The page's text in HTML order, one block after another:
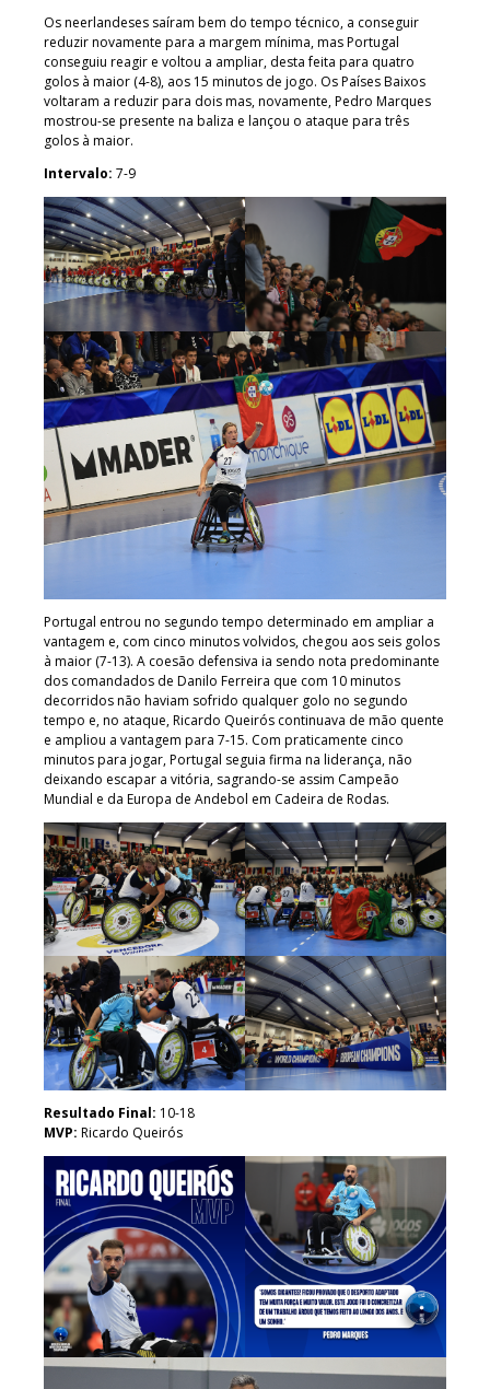
Os neerlandeses saíram bem do tempo técnico, a conseguir
reduzir novamente para a margem mínima, mas Portugal
conseguiu reagir e voltou a ampliar, desta feita para quatro
golos à maior (4-8), aos 15 minutos de jogo. Os Países Baixos
voltaram a reduzir para dois mas, novamente, Pedro Marques
mostrou-se presente na baliza e lançou o ataque para três
golos à maior.
Intervalo: 7-9
Portugal entrou no segundo tempo determinado em ampliar a
vantagem e, com cinco minutos volvidos, chegou aos seis golos
à maior (7-13). A coesão defensiva ia sendo nota predominante
dos comandados de Danilo Ferreira que com 10 minutos
decorridos não haviam sofrido qualquer golo no segundo
tempo e, no ataque, Ricardo Queirós continuava de mão quente
e ampliou a vantagem para 7-15. Com praticamente cinco
minutos para jogar, Portugal seguia firma na liderança, não
deixando escapar a vitória, sagrando-se assim Campeão
Mundial e da Europa de Andebol em Cadeira de Rodas.
Resultado Final: 10-18
MVP: Ricardo Queirós